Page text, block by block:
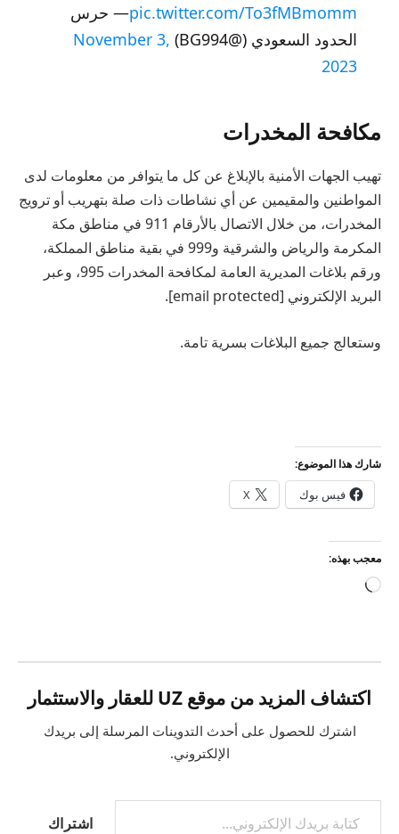
pic.twitter.com/To3fMBmomm— حرس
الحدود السعودي (@BG994)
November 3,
2023
مكافحة المخدرات
تهيب الجهات الأمنية بالإبلاغ عن كل ما يتوافر من معلومات لدى
المواطنين والمقيمين عن أي نشاطات ذات صلة بتهريب أو ترويج
المخدرات، من خلال الاتصال بالأرقام 911 في مناطق مكة
المكرمة والرياض والشرقية و999 في بقية مناطق المملكة،
ورقم بلاغات المديرية العامة لمكافحة المخدرات 995، وعبر
البريد الإلكتروني [email protected].
وستعالج جميع البلاغات بسرية تامة.
شارك هذا الموضوع:
فيس بوك X
معجب بهذه:
جاري
اكتشاف المزيد من موقع UZ للعقار والاستثمار
اشترك للحصول على أحدث التدوينات المرسلة إلى بريدك
الإلكتروني.
كتابة بريدك الإلكتروني...
اشتراك